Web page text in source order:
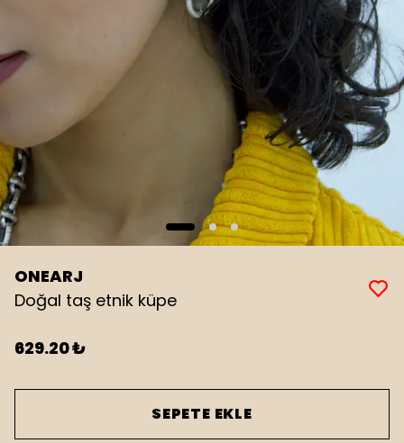
ONEARJ
Doğal taş etnik küpe
629.20 ₺
SEPETE EKLE